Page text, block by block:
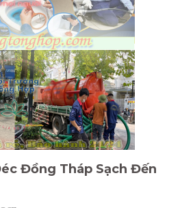
Đồng Tháp Sạch Đến